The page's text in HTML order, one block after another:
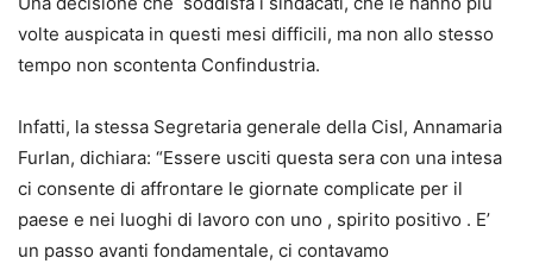
volte auspicata in questi mesi difficili, ma non allo stesso
tempo non scontenta Confindustria.
Infatti, la stessa Segretaria generale della Cisl, Annamaria
Furlan, dichiara: “Essere usciti questa sera con una intesa
ci consente di affrontare le giornate complicate per il
paese e nei luoghi di lavoro con uno , spirito positivo . E’
un passo avanti fondamentale, ci contavamo